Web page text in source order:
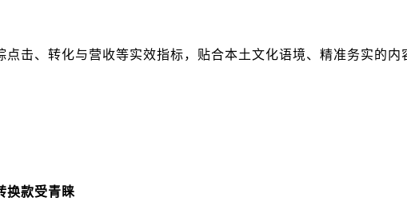
击、转化与营收等实效指标，贴合本土文化语境、精准务实的内
换款受青睐